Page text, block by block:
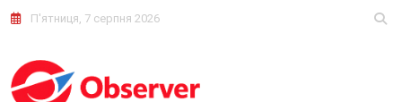
П'ятниця, 7 серпня 2026